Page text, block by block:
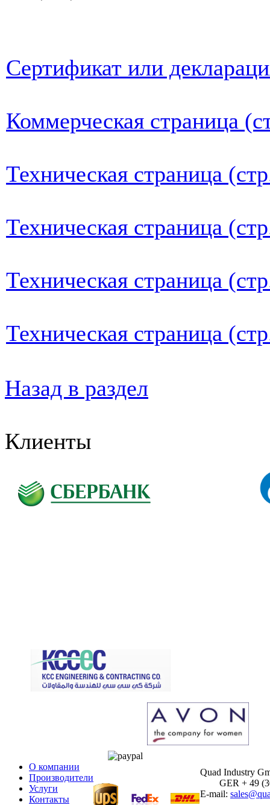
Сертификат или
Коммерческая страница
Техническая страница
Техническая страница
Техническая страница
Техническая страница
Назад в раздел
Клиенты
О компании
Производители
Услуги
Контакты
Quad Industry
GER + 49
E-mail: